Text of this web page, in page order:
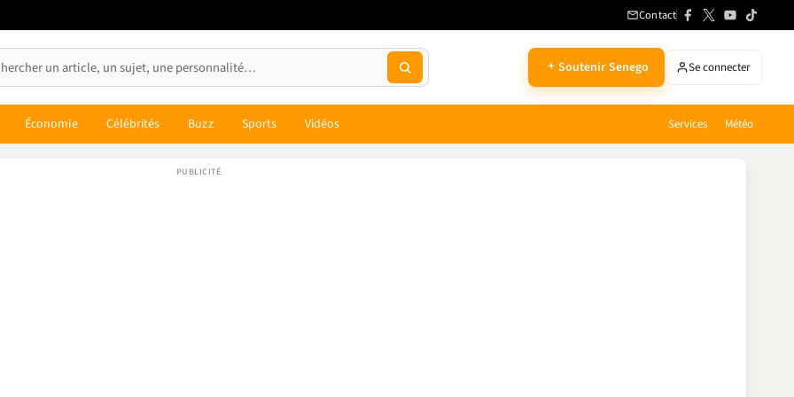
Contact
Soutenir Senego Se connecter
Économie Célébrités Buzz Sports Vidéos Services Météo